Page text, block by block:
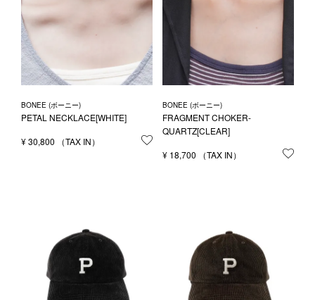
BONEE (ボーニー)
PETAL NECKLACE[WHITE]
¥30,800
BONEE (ボーニー)
FRAGMENT CHOKER-
QUARTZ[CLEAR]
¥ 18,700